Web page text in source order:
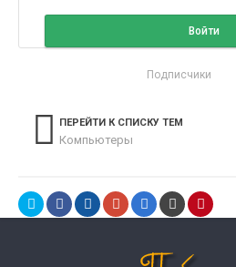
Войти
Подписчики
ПЕРЕЙТИ К СПИСКУ ТЕМ
Компьютеры